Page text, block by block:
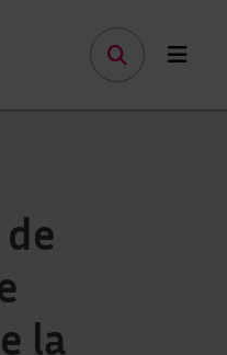
de talents
la